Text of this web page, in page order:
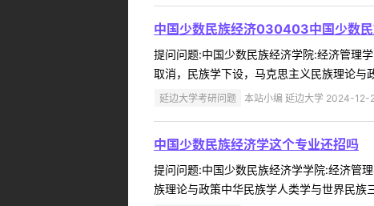
中国少数民族经济030403中国少数
提问问题:中国少数民族经济学院:经济管
取消，民族学下设，马克思主义民族理论与
延边大学考研问题 本站小编 延边大学 2024-12-
中国少数民族经济学这个专业还招吗
提问问题:中国少数民族经济学学院:经济管
族理论与政策中华民族学人类学与世界民族